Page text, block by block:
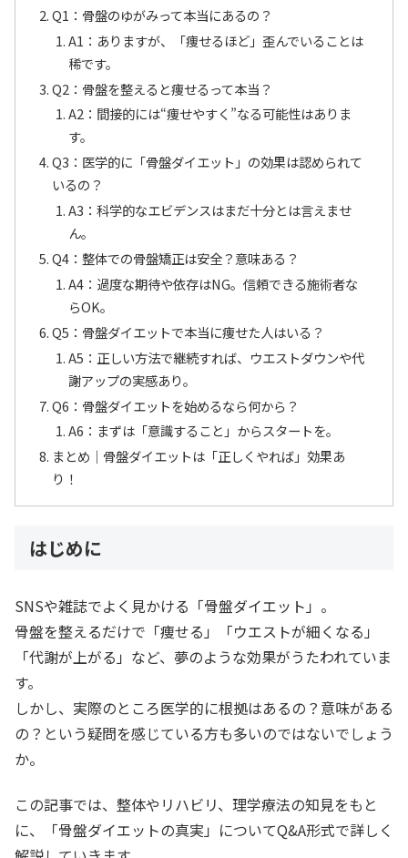
Q1：骨盤のゆがみって本当にあるの？
A1：ありますが、「痩せるほど」歪んでいることは
稀です。
Q2：骨盤を整えると痩せるって本当？
A2：間接的には“痩せやすく”なる可能性はありま
す。
Q3：医学的に「骨盤ダイエット」の効果は認められて
いるの？
A3：科学的なエビデンスはまだ十分とは言えませ
ん。
Q4：整体での骨盤矯正は安全？意味ある？
A4：過度な期待や依存はNG。信頼できる施術者な
らOK。
Q5：骨盤ダイエットで本当に痩せた人はいる？
A5：正しい方法で継続すれば、ウエストダウンや代
謝アップの実感あり。
Q6：骨盤ダイエットを始めるなら何から？
A6：まずは「意識すること」からスタートを。
まとめ｜骨盤ダイエットは「正しくやれば」効果あ
り！
はじめに
SNSや雑誌でよく見かける「骨盤ダイエット」。
骨盤を整えるだけで「痩せる」「ウエストが細くなる」
「代謝が上がる」など、夢のような効果がうたわれていま
す。
しかし、実際のところ医学的に根拠はあるの？意味がある
の？という疑問を感じている方も多いのではないでしょう
か。
この記事では、整体やリハビリ、理学療法の知見をもと
に、「骨盤ダイエットの真実」についてQ&A形式で詳しく